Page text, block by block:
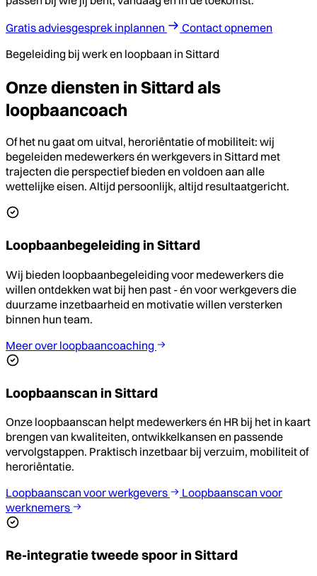
Gratis adviesgesprek inplannen
Contact opnemen
Begeleiding bij werk en loopbaan in Sittard
Onze diensten in Sittard als
loopbaancoach
Of het nu gaat om uitval, heroriëntatie of mobiliteit: wij
begeleiden medewerkers én werkgevers in Sittard met
trajecten die perspectief bieden en voldoen aan alle
wettelijke eisen. Altijd persoonlijk, altijd resultaatgericht.
Loopbaanbegeleiding in Sittard
Wij bieden loopbaanbegeleiding voor medewerkers die
willen ontdekken wat bij hen past - én voor werkgevers die
duurzame inzetbaarheid en motivatie willen versterken
binnen hun team.
Meer over loopbaancoaching
Loopbaanscan in Sittard
Onze loopbaanscan helpt medewerkers én HR bij het in kaart
brengen van kwaliteiten, ontwikkelkansen en passende
vervolgstappen. Praktisch inzetbaar bij verzuim, mobiliteit of
heroriëntatie.
Loopbaanscan voor werkgevers
Loopbaanscan voor
werknemers
Re-integratie tweede spoor in Sittard